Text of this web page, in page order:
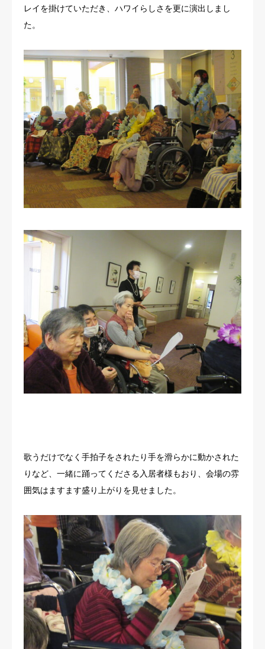
レイを掛けていただき、ハワイらしさを更に演出しまし
た。
歌うだけでなく手拍子をされたり手を滑らかに動かされた
りなど、一緒に踊ってくださる入居者様もおり、会場の雰
囲気はますます盛り上がりを見せました。